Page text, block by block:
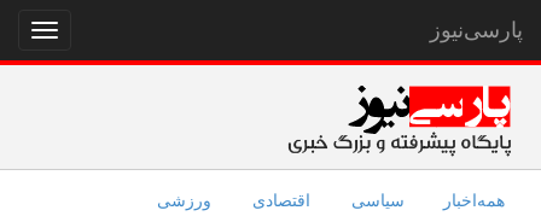
نمایش
منو
پارسی‌نیوز
همه‌اخبار سیاسی اقتصادی ورزشی